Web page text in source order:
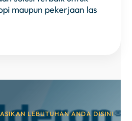
maupun pekerjaan las
LEBUTUHAN ANDA DISINI